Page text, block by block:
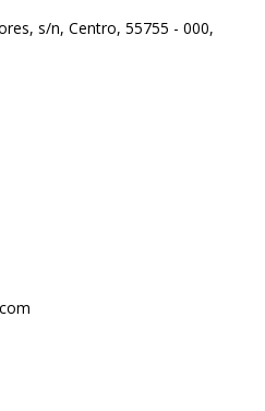
s/n, Centro, 55755 - 000,